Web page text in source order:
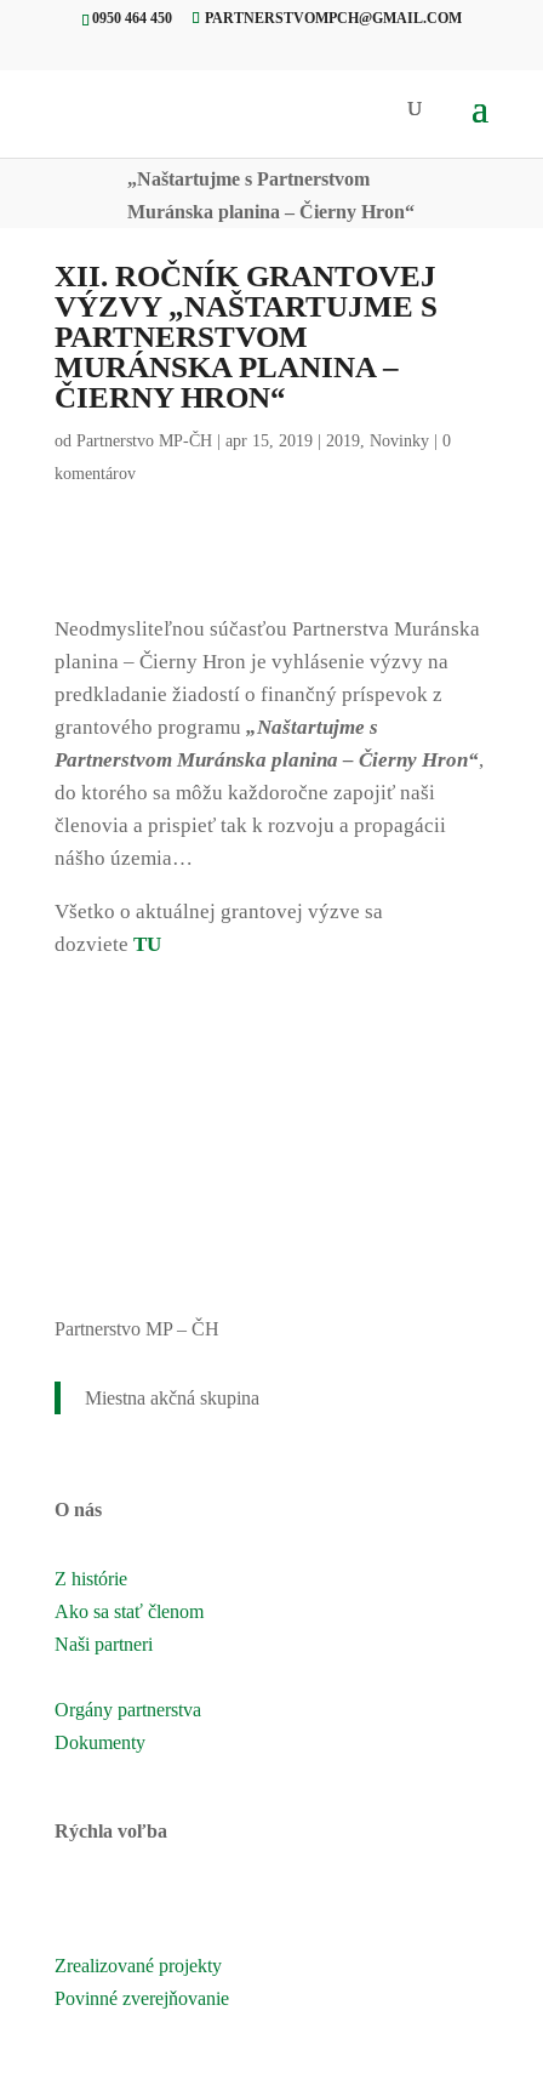
0950 464 450 PARTNERSTVOMPCH@GMAIL.COM
„Naštartujme s Partnerstvom
Muránska planina – Čierny Hron“
XII. ROČNÍK GRANTOVEJ
VÝZVY „NAŠTARTUJME S
PARTNERSTVOM
MURÁNSKA PLANINA –
ČIERNY HRON“
od Partnerstvo MP-ČH| apr 15, 2019| 2019, Novinky| 0
komentárov
Neodmysliteľnou súčasťou Partnerstva Muránska
planina – Čierny Hron je vyhlásenie výzvy na
predkladanie žiadostí o finančný príspevok z
grantového programu „Naštartujme s
Partnerstvom Muránska planina – Čierny Hron“,
do ktorého sa môžu každoročne zapojiť naši
členovia a prispieť tak k rozvoju a propagácii
nášho územia…
Všetko o aktuálnej grantovej výzve sa
dozviete TU
Partnerstvo MP – ČH
Miestna akčná skupina
O nás
Z histórie
Ako sa stať členom
Naši partneri
Orgány partnerstva
Dokumenty
Rýchla voľba
Zrealizované projekty
Povinné zverejňovanie